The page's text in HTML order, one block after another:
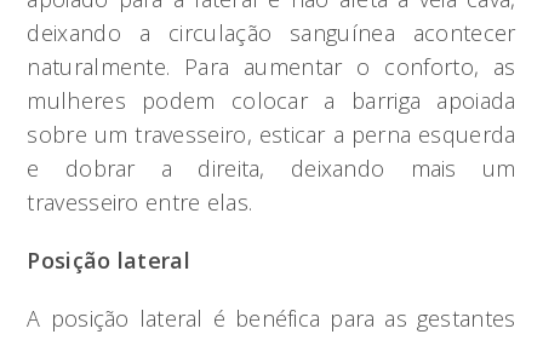
deixando a circulação sanguínea acontecer
naturalmente. Para aumentar o conforto, as
mulheres podem colocar a barriga apoiada
sobre um travesseiro, esticar a perna esquerda
e dobrar a direita, deixando mais um
travesseiro entre elas.
Posição lateral
A posição lateral é benéfica para as gestantes